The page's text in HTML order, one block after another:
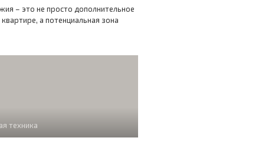
– это не просто дополнительное
а потенциальная зона
техника